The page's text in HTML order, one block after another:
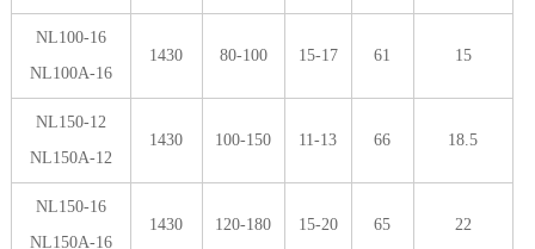
NL100-16
NL100A-16
1430 80-100 15-17 61 15
NL150-12
NL150A-12
1430 100-150 11-13 66 18.5
NL150-16
NL150A-16
1430 120-180 15-20 65 22